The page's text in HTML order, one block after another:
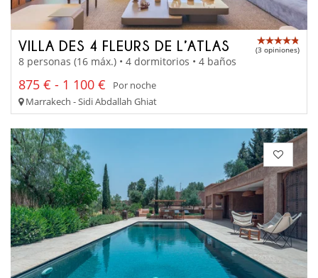
VILLA DES 4 FLEURS DE L’ATLAS (3 opiniones)
8 personas (16 máx.) • 4 dormitorios • 4 baños
875 € - 1 100 €
Por noche
Marrakech - Sidi Abdallah Ghiat